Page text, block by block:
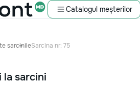
Catalogul meșterilor
sarcinileSarcina nr: 75
la sarcini